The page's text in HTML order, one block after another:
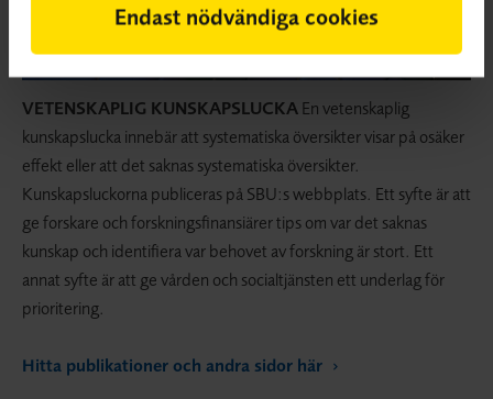
Endast nödvändiga cookies
VETENSKAPLIG KUNSKAPSLUCKAEn vetenskaplig
kunskapslucka innebär att systematiska översikter visar på osäker
effekt eller att det saknas systematiska översikter.
Kunskapsluckorna publiceras på SBU:s webbplats. Ett syfte är att
ge forskare och forskningsfinansiärer tips om var det saknas
kunskap och identifiera var behovet av forskning är stort. Ett
annat syfte är att ge vården och socialtjänsten ett underlag för
prioritering.
Hitta publikationer och andra sidor här